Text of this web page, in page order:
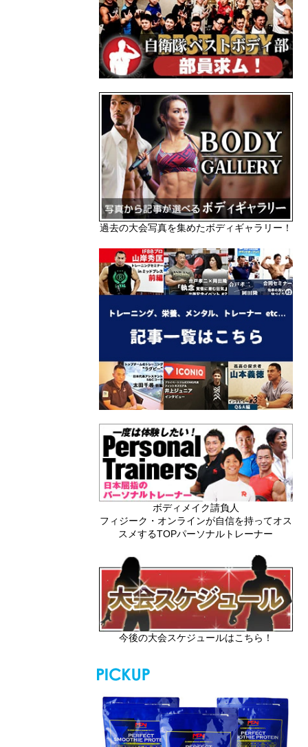
過去の大会写真を集めたボディギャラリー！
ボディメイク請負人
フィジーク・オンラインが自信を持ってオス
スメするTOPパーソナルトレーナー
今後の大会スケジュールはこちら！